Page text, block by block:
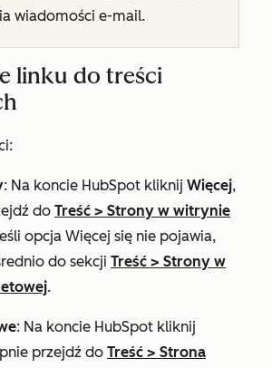
wiadomości e-mail.
linku do treści
: Na koncie HubSpot kliknij Więcej,
do Treść > Strony w witrynie
opcja Więcej się nie pojawia,
do sekcji Treść > Strony w
.
: Na koncie HubSpot kliknij
przejdź do Treść > Strona